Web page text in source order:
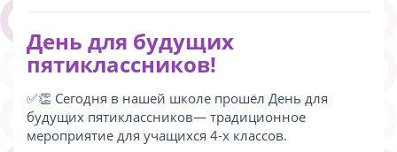
День для будущих
пятиклассников!
✅👏 Сегодня в нашей школе прошёл День для
будущих пятиклассников— традиционное
мероприятие для учащихся 4-х классов.